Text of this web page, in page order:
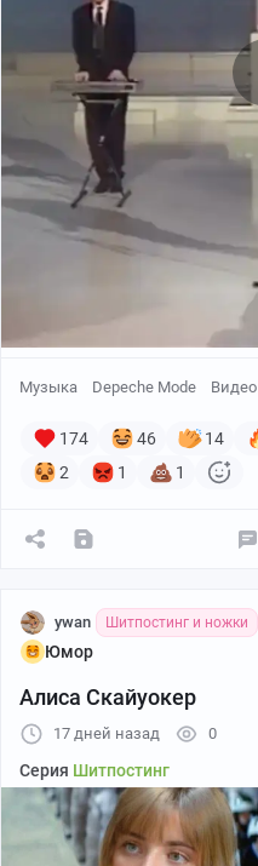
Музыка Depeche Mode Видео
174 46 14
2
1 1
ywan Шитпостинг и ножки
Юмор
Алиса Скайуокер
17 дней назад 0
Серия Шитпостинг